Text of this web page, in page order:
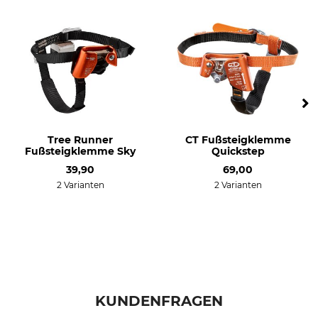
Tree Runner
Fußsteigklemme Sky
39,90
2 Varianten
CT Fußsteigklemme
Quickstep
69,00
2 Varianten
KUNDENFRAGEN